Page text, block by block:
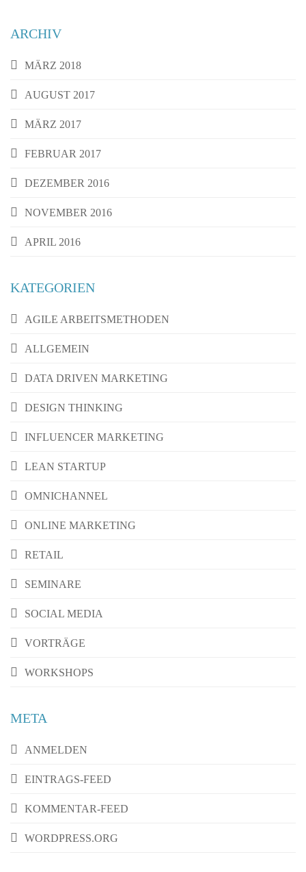
ARCHIV
MÄRZ 2018
AUGUST 2017
MÄRZ 2017
FEBRUAR 2017
DEZEMBER 2016
NOVEMBER 2016
APRIL 2016
KATEGORIEN
AGILE ARBEITSMETHODEN
ALLGEMEIN
DATA DRIVEN MARKETING
DESIGN THINKING
INFLUENCER MARKETING
LEAN STARTUP
OMNICHANNEL
ONLINE MARKETING
RETAIL
SEMINARE
SOCIAL MEDIA
VORTRÄGE
WORKSHOPS
META
ANMELDEN
EINTRAGS-FEED
KOMMENTAR-FEED
WORDPRESS.ORG